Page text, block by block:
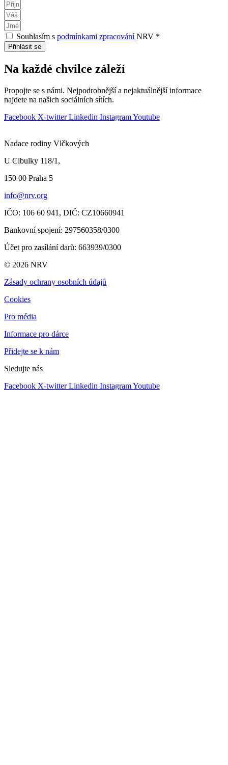
Souhlasím s podmínkami zpracováníNRV *
Přihlásit se
Na každé chvilce záleží
Propojte se s námi. Nejpodrobnější a nejaktuálnější informace
najdete na našich sociálních sítích.
Facebook X-twitter Linkedin InstagramYoutube
Nadace rodiny Vlčkových
U Cibulky 118/1,
150 00 Praha 5
info@nrv.org
IČO: 106 60 941, DIČ: CZ10660941
Bankovní spojení: 297560358/0300
Účet pro zasílání darů: 663939/0300
© 2026 NRV
Zásady ochrany osobních údajů
Cookies
Pro média
Informace pro dárce
Přidejte se k nám
Sledujte nás
Facebook X-twitter Linkedin InstagramYoutube